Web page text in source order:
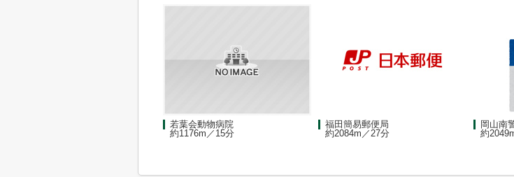
若葉会動物病院
約1176m／15分
福田簡易郵便局
約2084m／27分
岡山南
約